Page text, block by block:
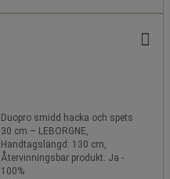
Duopro smidd hacka och spets
30 cm – LEBORGNE,
Handtagslängd: 130 cm,
Återvinningsbar produkt: Ja -
100%